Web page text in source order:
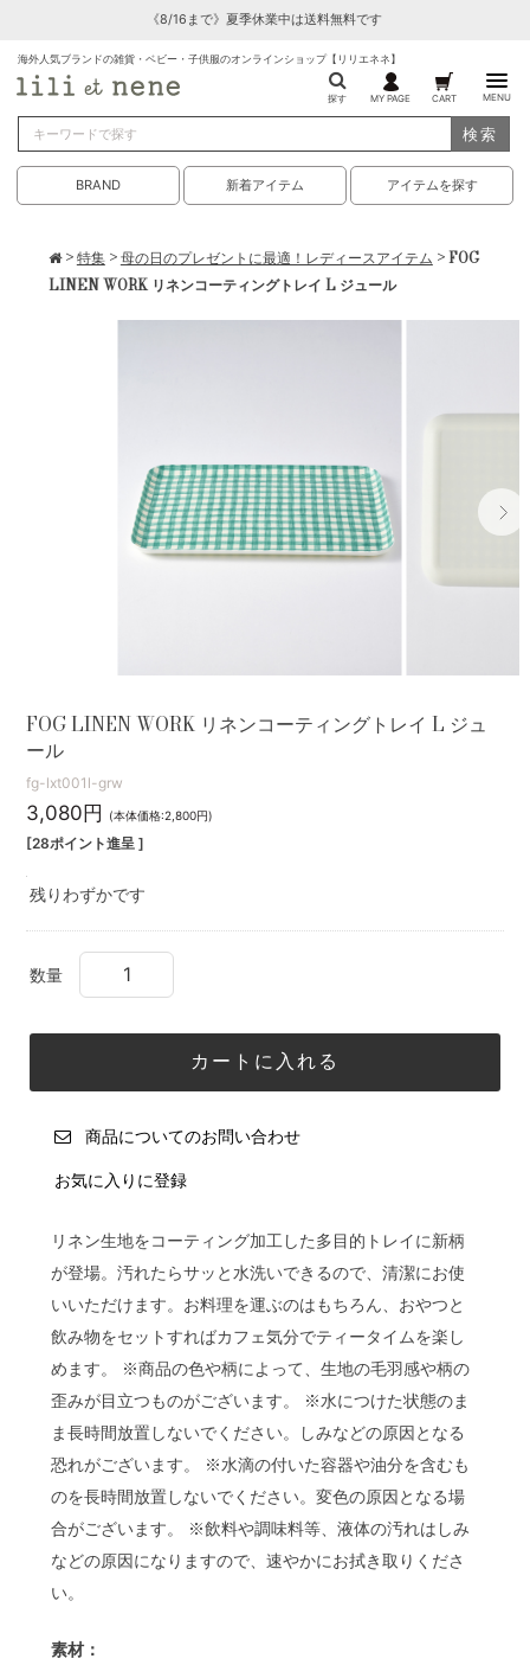
《8/16まで》夏季休業中は送料無料です
海外人気ブランドの雑貨・ベビー・子供服のオンラインショップ【リリエネネ】
探す MY PAGE CART MENU
検索
BRAND 新着アイテム アイテムを探す
>特集>母の日のプレゼントに最適！レディースアイテム > FOG
LINEN WORK リネンコーティングトレイ L ジュール
FOG LINEN WORK リネンコーティングトレイ L ジュ
ール
fg-lxt001l-grw
3,080円 (本体価格:2,800円)
[28ポイント進呈 ]
残りわずかです
数量
商品についてのお問い合わせ
お気に入りに登録
リネン生地をコーティング加工した多目的トレイに新柄
が登場。汚れたらサッと水洗いできるので、清潔にお使
いいただけます。お料理を運ぶのはもちろん、おやつと
飲み物をセットすればカフェ気分でティータイムを楽し
めます。 ※商品の色や柄によって、生地の毛羽感や柄の
歪みが目立つものがございます。 ※水につけた状態のま
ま長時間放置しないでください。しみなどの原因となる
恐れがございます。 ※水滴の付いた容器や油分を含むも
のを長時間放置しないでください。変色の原因となる場
合がございます。 ※飲料や調味料等、液体の汚れはしみ
などの原因になりますので、速やかにお拭き取りくださ
い。
素材：